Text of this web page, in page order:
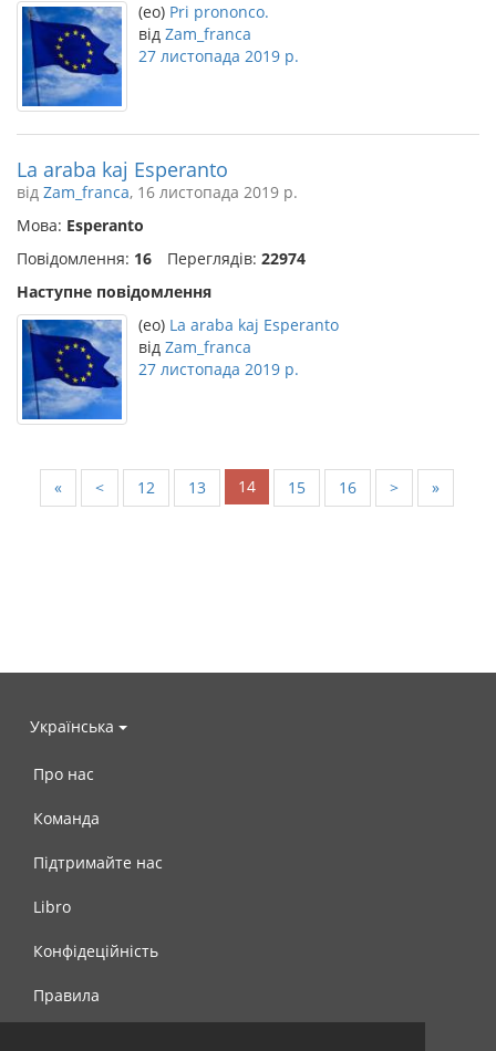
(eo) Pri prononco.
від Zam_franca
27 листопада 2019 р.
La araba kaj Esperanto
від Zam_franca, 16 листопада 2019 р.
Мова: Esperanto
Повідомлення: 16 Переглядів: 22974
Наступне повідомлення
(eo) La araba kaj Esperanto
від Zam_franca
27 листопада 2019 р.
« < 12 13 14 15 16 > »
Українська
Про нас
Команда
Підтримайте нас
Libro
Конфідеційність
Правила